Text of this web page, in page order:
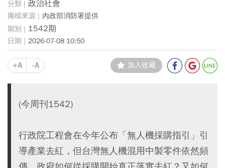
政治社會
內政部消防署提供
1542期
2026-07-08 10:50
+A -A 加入收藏
(今周刊1542)
行政院工程會在今年公布「無人機採購指引」引
導產業去紅，但台灣無人機混用中製零件依然頻